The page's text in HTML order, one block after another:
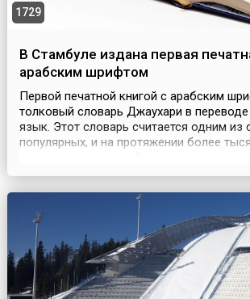
1729
В Стамбуле издана первая
арабским шрифтом
Первой печатной книгой с арабским
толковый словарь Джаухари в переводе
язык. Этот словарь считается одним из
популярных, и на протяжении более
половине 8 века и назывался «Венец
Исмаил ибн Хам-од ал-Фараби ал-
него сорок тысяч...